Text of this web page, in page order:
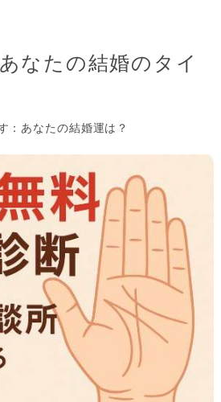
：あなたの結婚運は？
なたの結婚のタイ